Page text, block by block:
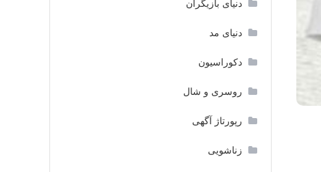
دنیای بازیگران
دنیای مد
دکوراسیون
روسری و شال
رپورتاژ آگهی
زناشویی